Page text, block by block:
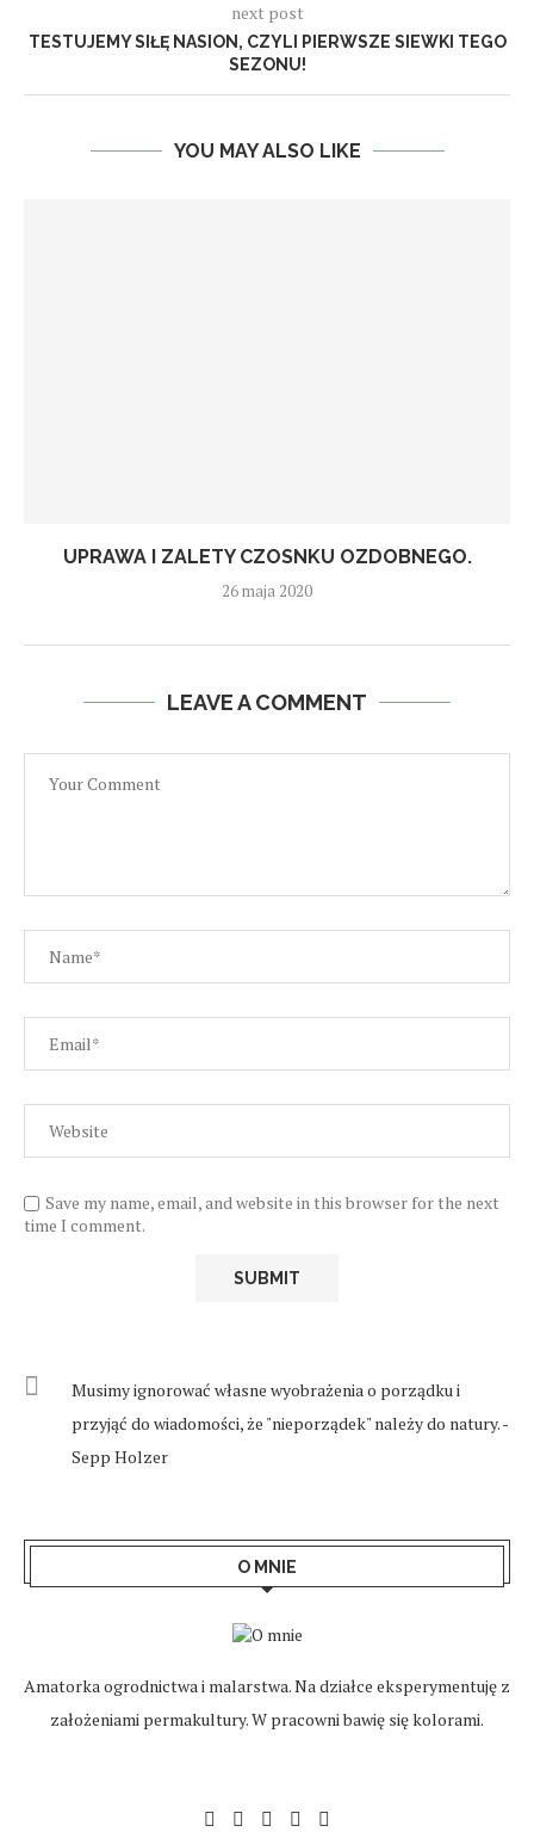
next post
TESTUJEMY SIŁĘ NASION, CZYLI PIERWSZE SIEWKI TEGO
SEZONU!
YOU MAY ALSO LIKE
UPRAWA I ZALETY CZOSNKU OZDOBNEGO.
26 maja 2020
LEAVE A COMMENT
Save my name, email, and website in this browser for the next
time I comment.
Musimy ignorować własne wyobrażenia o porządku i
przyjąć do wiadomości, że "nieporządek" należy do natury. -
Sepp Holzer
O MNIE
Amatorka ogrodnictwa i malarstwa. Na działce eksperymentuję z
założeniami permakultury. W pracowni bawię się kolorami.